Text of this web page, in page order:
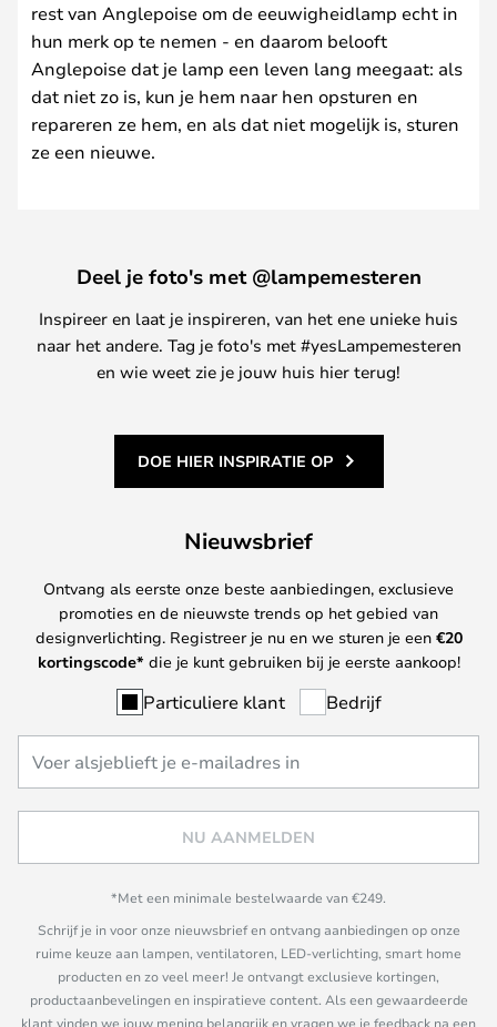
rest van Anglepoise om de eeuwigheidlamp echt in
hun merk op te nemen - en daarom belooft
Anglepoise dat je lamp een leven lang meegaat: als
dat niet zo is, kun je hem naar hen opsturen en
repareren ze hem, en als dat niet mogelijk is, sturen
ze een nieuwe.
Deel je foto's met @lampemesteren
Inspireer en laat je inspireren, van het ene unieke huis
naar het andere. Tag je foto's met #yesLampemesteren
en wie weet zie je jouw huis hier terug!
DOE HIER INSPIRATIE OP
Nieuwsbrief
Ontvang als eerste onze beste aanbiedingen, exclusieve
promoties en de nieuwste trends op het gebied van
designverlichting. Registreer je nu en we sturen je een €20
kortingscode* die je kunt gebruiken bij je eerste aankoop!
Particuliere klant Bedrijf
NU AANMELDEN
*Met een minimale bestelwaarde van €249.
Schrijf je in voor onze nieuwsbrief en ontvang aanbiedingen op onze
ruime keuze aan lampen, ventilatoren, LED-verlichting, smart home
producten en zo veel meer! Je ontvangt exclusieve kortingen,
productaanbevelingen en inspiratieve content. Als een gewaardeerde
klant vinden we jouw mening belangrijk en vragen we je feedback na een